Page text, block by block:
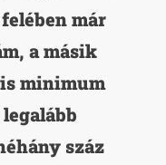
már
a másik
minimum
száz